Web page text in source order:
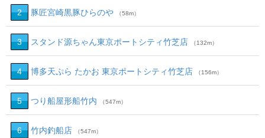
2 豚匠宮崎黒豚ひらのや （58m）
3 スタンド源ちゃん東京ポートシティ竹芝店 （132m）
4 博多天ぷら たかお 東京ポートシティ竹芝店 （156m）
5 つり船屋形船竹内 （547m）
6 竹内釣船店 （547m）